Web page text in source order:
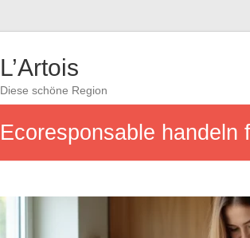
L’Artois
Diese schöne Region
Ecoresponsable handeln